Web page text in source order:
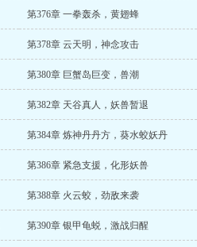
第376章 一拳轰杀，黄翅蜂
第378章 云天明，神念攻击
第380章 巨蟹岛巨变，兽潮
第382章 天谷真人，妖兽暂退
第384章 炼神丹丹方，葵水蛟妖丹
第386章 紧急支援，化形妖兽
第388章 火云蛟，劲敌来袭
第390章 银甲龟蜕，激战归醒